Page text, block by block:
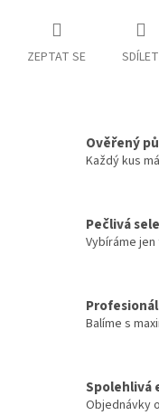
ZEPTAT SE SDÍLET
Ověřený
Každý kus
Pečlivá
Vybíráme
Balíme s
Spolehlivá
Objednávky